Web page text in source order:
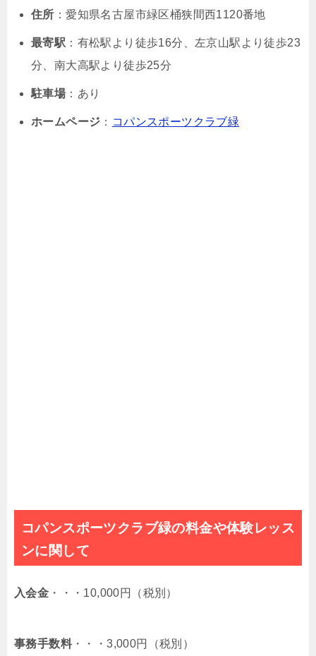
住所 ：愛知県名古屋市緑区桶狭間西1120番地
最寄駅 ：有松駅より徒歩16分、左京山駅より徒歩23
分、南大高駅より徒歩25分
駐車場：あり
ホームページ ： コパンスポーツクラブ緑
コパンスポーツクラブ緑の料金や体験レッス
ンに関して
入会金 ・・・10,000円（税別）
事務手数料・・・3,000円（税別）